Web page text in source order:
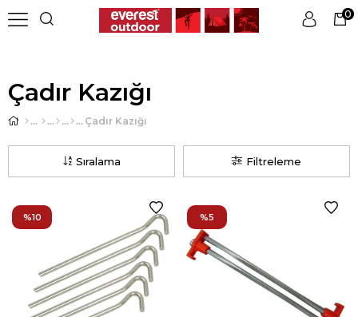
0
Çadır Kazığı
Çadır Kazığı
Filtreleme
Sıralama
%10 %5